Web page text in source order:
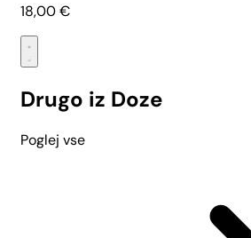
18,00€
Drugo iz Doze
Poglej vse